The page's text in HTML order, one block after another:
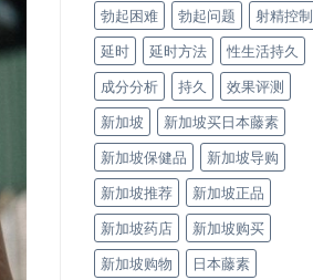
勃起困难
勃起问题
射精控制
延时
延时方法
性生活持久
成分分析
持久
效果评测
新加坡
新加坡买日本藤素
新加坡保健品
新加坡导购
新加坡推荐
新加坡正品
新加坡药店
新加坡购买
新加坡购物
日本藤素